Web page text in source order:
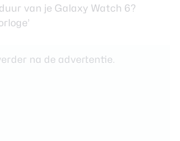
na de advertentie.